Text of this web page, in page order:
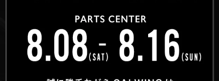
駐車場のご案内